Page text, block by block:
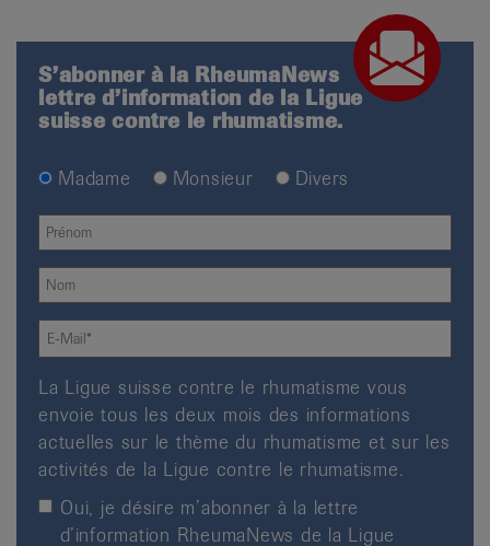
S’abonner à la RheumaNews
lettre d’information de la Ligue
suisse contre le rhumatisme.
Madame Monsieur Divers
La Ligue suisse contre le rhumatisme vous
envoie tous les deux mois des informations
actuelles sur le thème du rhumatisme et sur les
activités de la Ligue contre le rhumatisme.
Oui, je désire m’abonner à la lettre
d’information RheumaNews de la Ligue